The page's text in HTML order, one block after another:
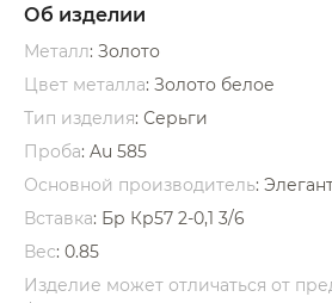
Об изделии
Металл: Золото
Цвет металла: Золото белое
Тип изделия: Серьги
Проба: Au 585
Основной производитель:
Вставка: Бр Кр57 2-0,1 3/6
Вес: 0.85
Изделие может отличаться от